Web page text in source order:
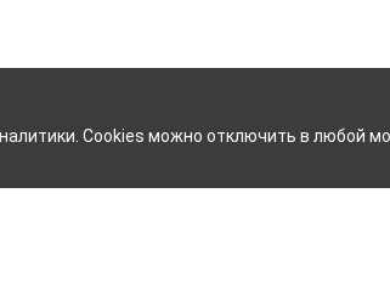
Cookies можно отключить в любой